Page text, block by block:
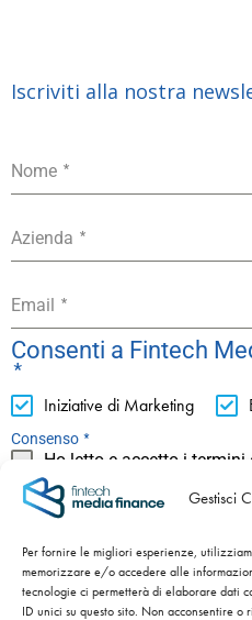
Gestisci
Per fornire le migliori esperienze,
memorizzare e/o accedere alle
tecnologie ci permetterà di elaborare dati
ID unici su questo sito. Non acconsentire
Iscriviti alla nostra
Nome *
Azienda *
Email *
Consenti a Fintech
*
Iniziative di Marketing
Consenso *
Ho letto e accetto i termini
privacy